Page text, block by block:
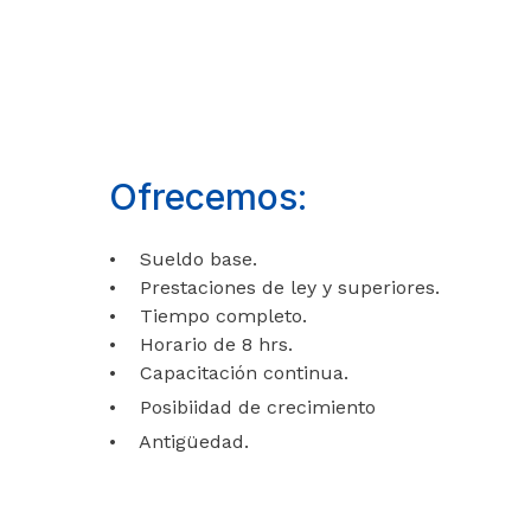
Ofrecemos:
• Sueldo base.
• Prestaciones de ley y superiores.
• Tiempo completo.
• Horario de 8 hrs.
• Capacitación continua.
• Posibiidad de crecimiento
• Antigüedad.